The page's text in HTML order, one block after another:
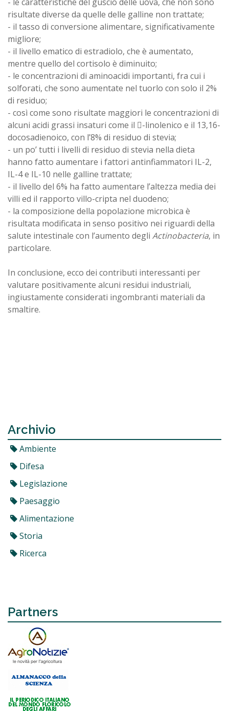
risultate diverse da quelle delle galline non trattate;
- il tasso di conversione alimentare, significativamente
migliore;
- il livello ematico di estradiolo, che è aumentato,
mentre quello del cortisolo è diminuito;
- le concentrazioni di aminoacidi importanti, fra cui i
solforati, che sono aumentate nel tuorlo con solo il 2%
di residuo;
- così come sono risultate maggiori le concentrazioni di
alcuni acidi grassi insaturi come il -linolenico e il 13,16-
docosadienoico, con l’8% di residuo di stevia;
- un po’ tutti i livelli di residuo di stevia nella dieta
hanno fatto aumentare i fattori antinfiammatori IL-2,
IL-4 e IL-10 nelle galline trattate;
- il livello del 6% ha fatto aumentare l’altezza media dei
villi ed il rapporto villo-cripta nel duodeno;
- la composizione della popolazione microbica è
risultata modificata in senso positivo nei riguardi della
salute intestinale con l’aumento degli Actinobacteria, in
particolare.
In conclusione, ecco dei contributi interessanti per
valutare positivamente alcuni residui industriali,
ingiustamente considerati ingombranti materiali da
smaltire.
Archivio
Ambiente
Difesa
Legislazione
Paesaggio
Alimentazione
Storia
Ricerca
Partners